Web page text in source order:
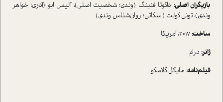
بازیگران اصلی: داکوتا فنینگ (وندی؛ شخصیت اصلی)، آلیس ایو (آدری؛ خواهر
وندی)، تونی کولت (اسکاتی؛ روان‌شناس وندی)
ساخت:
ژانر: درام
فیلم‌نامه: مایکل گلامکو